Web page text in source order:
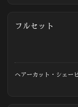
フルセット
ヘアーカット・シェー